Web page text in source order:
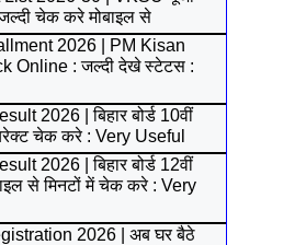
जल्दी चेक करे मोबाइल से
2026 | PM Kisan
Online : जल्दी देखे स्टेटस :
2026 | बिहार बोर्ड 10वीं
चेक करे : Very Useful
2026 | बिहार बोर्ड 12वीं
से मिनटों में चेक करे : Very
2026 | अब घर बैठे